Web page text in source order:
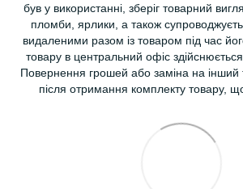
був у використанні, зберіг товарний
пломби, ярлики, а також
видаленими разом із товаром під час
товару в центральний офіс
Повернення грошей або заміна на інший
після отримання комплекту товару,